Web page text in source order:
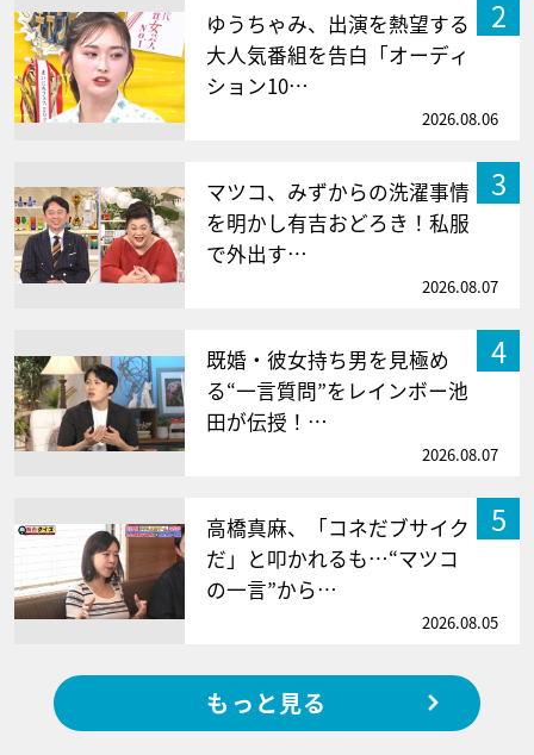
2
ゆうちゃみ、出演を熱望する
大人気番組を告白「オーディ
ション10…
2026.08.06
3
マツコ、みずからの洗濯事情
を明かし有吉おどろき！私服
で外出す…
2026.08.07
4
既婚・彼女持ち男を見極め
る“一言質問”をレインボー池
田が伝授！…
2026.08.07
5
高橋真麻、「コネだブサイク
だ」と叩かれるも…“マツコ
の一言”から…
2026.08.05
もっと見る